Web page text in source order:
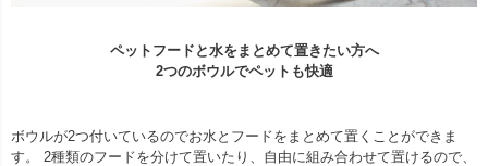
ペットフードと水をまとめて置きたい方へ
2つのボウルでペットも快適
ボウルが2つ付いているのでお水とフードをまとめて置くことができま
す。 2種類のフードを分けて置いたり、自由に組み合わせて置けるので、